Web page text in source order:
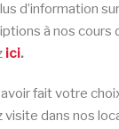
d’information
à nos cours
ici.
fait votre
visite dans nos